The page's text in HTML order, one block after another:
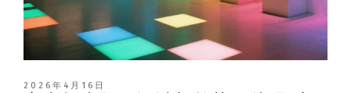
2026年4月16日